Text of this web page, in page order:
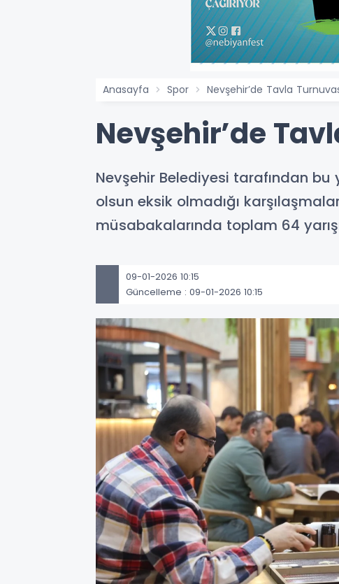
Anasayfa Spor Nevşehir’de Tavla
Nevşehir’de
Nevşehir Belediyesi tarafından bu
olsun eksik olmadığı
müsabakalarında toplam 64
09-01-2026 10:15
Güncelleme : 09-01-2026 10:15